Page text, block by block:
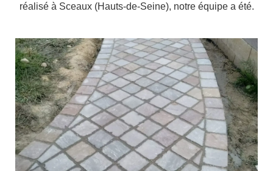
réalisé à Sceaux (Hauts-de-Seine), notre équipe a été.